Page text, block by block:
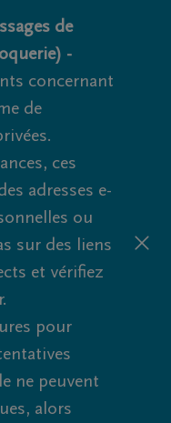
de
-
concernant
de
ces
adresses e-
ou
sur des liens
et vérifiez
pour
ne peuvent
alors